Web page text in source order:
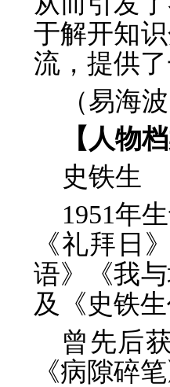
于解开知
流，提供了
（易海波
【人物档
史铁生
1951年
《礼拜日
语》《我
及《史铁生
曾先后
《病隙碎